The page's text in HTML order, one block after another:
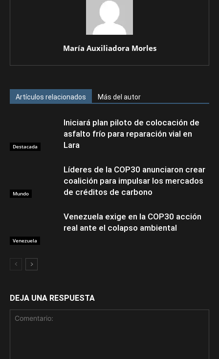
María Auxiliadora Morles
Artículos relacionados Más del autor
Destacada
Iniciará plan piloto de colocación de
asfalto frío para reparación vial en
Lara
Mundo
Líderes de la COP30 anunciaron crear
coalición para impulsar los mercados
de créditos de carbono
Venezuela
Venezuela exige en la COP30 acción
real ante el colapso ambiental
DEJA UNA RESPUESTA